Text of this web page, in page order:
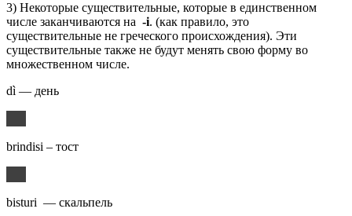
3) Некоторые существительные, которые в единственном
числе заканчиваются на -i. (как правило, это
существительные не греческого происхождения). Эти
существительные также не будут менять свою форму во
множественном числе.
dì — день
brindisi – тост
bisturi — скальпель